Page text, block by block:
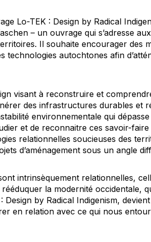
Lo-TEK : Design by Radical
– un ouvrage qui s’adresse
Il souhaite encourager des
autochtones afin
visant à reconstruire et
des infrastructures durables et
environnementale qui
et de reconnaitre ces savoir-
relationnelles soucieuses des
d’aménagement sous un angle
intrinsèquement relationnelles,
la modernité occidentale,
Design by Radical Indigenism,
en relation avec ce qui nous